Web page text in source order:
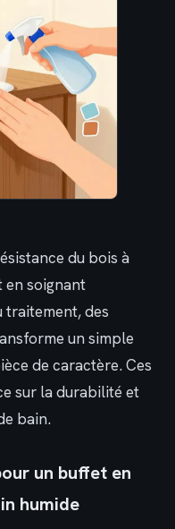
du bois à
en soignant
traitement, des
un simple
de caractère. Ces
sur la durabilité et
bain.
un buffet en
humide